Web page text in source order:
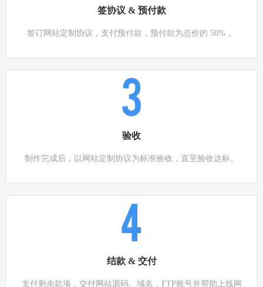
签协议 & 预付款
签订网站定制协议，支付预付款，预付款为总价的 50% 。
3
验收
制作完成后，以网站定制协议为标准验收，直至验收达标。
4
结款 & 交付
支付剩余款项，交付网站源码、域名，FTP账号并帮助上线网